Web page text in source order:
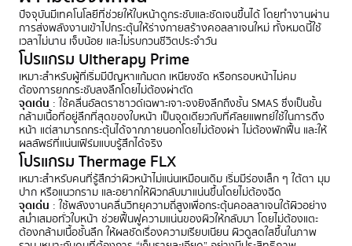
ปัจจุบันมีเทคโนโลยีที่ช่วยให้ใบหน้าดูกระชับและชัดเจนขึ้นได้ โดยทำงานผ่าน
การส่งพลังงานเข้าไปกระตุ้นให้ร่างกายสร้างคอลลาเจนใหม่ ทั้งหมดนี้ใช้
เวลาไม่นาน เจ็บน้อย และไม่รบกวนชีวิตประจำวัน
โปรแกรม Ultherapy Prime
เหมาะสำหรับผู้ที่เริ่มมีปัญหาแก้มตก เหนียงชัด หรือกรอบหน้าไม่คม
ต้องการยกกระชับลงลึกโดยไม่ต้องผ่าตัด
จุดเด่น : ใช้คลื่นอัลตราซาวด์เฉพาะเจาะจงยิงลึกถึงชั้น SMAS ซึ่งเป็นชั้น
กล้ามเนื้อที่อยู่ลึกที่สุดของใบหน้า เป็นจุดเดียวกับที่ศัลยแพทย์ใช้ในการดึง
หน้า แต่สามารถกระตุ้นได้จากภายนอกโดยไม่ต้องผ่า ไม่ต้องพักฟื้น และให้
ผลลัพธ์ที่แน่นเฟิร์มแบบรู้สึกได้จริง
โปรแกรม Thermage FLX
เหมาะสำหรับคนที่รู้สึกว่าผิวหน้าไม่แน่นเหมือนเดิม เริ่มมีร่องเล็ก ๆ ใต้ตา มุม
ปาก หรือแนวกราม และอยากให้ผิวกลับมาแน่นขึ้นโดยไม่ต้องฉีด
จุดเด่น : ใช้พลังงานคลื่นวิทยุความถี่สูงเพื่อกระตุ้นคอลลาเจนใต้ผิวอย่าง
สม่ำเสมอทั่วใบหน้า ช่วยฟื้นฟูความแน่นของผิวให้กลับมา โดยไม่ต้องแตะ
ต้องกล้ามเนื้อชั้นลึก ให้ผลชัดเรื่องความเรียบเนียน ผิวดูสดใสขึ้นในภาพ